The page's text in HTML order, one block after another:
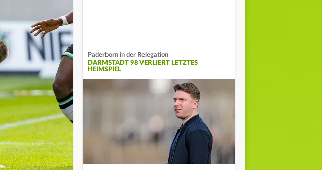
Paderborn in der Relegation
DARMSTADT 98 VERLIERT LETZTES
HEIMSPIEL